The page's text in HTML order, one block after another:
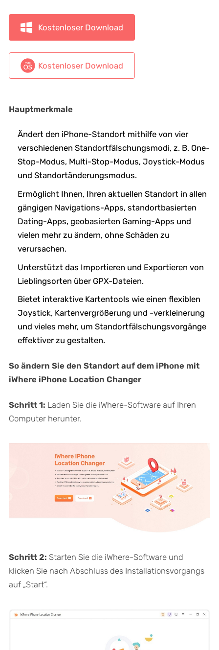
Kostenloser Download
Kostenloser Download
Hauptmerkmale
Ändert den iPhone-Standort mithilfe von vier
verschiedenen Standortfälschungsmodi, z. B. One-
Stop-Modus, Multi-Stop-Modus, Joystick-Modus
und Standortänderungsmodus.
Ermöglicht Ihnen, Ihren aktuellen Standort in allen
gängigen Navigations-Apps, standortbasierten
Dating-Apps, geobasierten Gaming-Apps und
vielen mehr zu ändern, ohne Schäden zu
verursachen.
Unterstützt das Importieren und Exportieren von
Lieblingsorten über GPX-Dateien.
Bietet interaktive Kartentools wie einen flexiblen
Joystick, Kartenvergrößerung und -verkleinerung
und vieles mehr, um Standortfälschungsvorgänge
effektiver zu gestalten.
So ändern Sie den Standort auf dem iPhone mit
iWhere iPhone Location Changer
Schritt 1: Laden Sie die iWhere-Software auf Ihren
Computer herunter.
Schritt 2: Starten Sie die iWhere-Software und
klicken Sie nach Abschluss des Installationsvorgangs
auf „Start“.